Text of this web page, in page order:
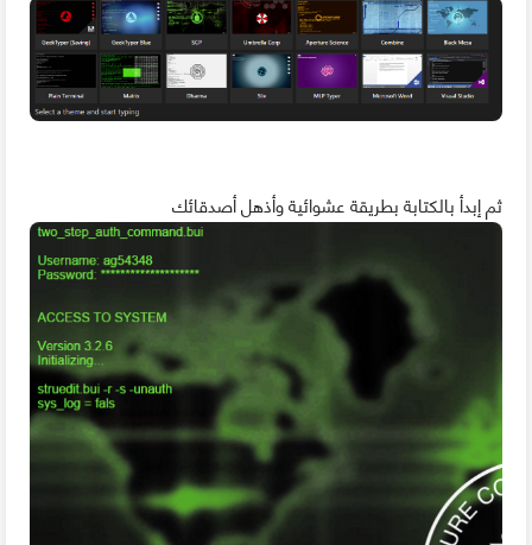
ثم إبدأ بالكتابة بطريقة عشوائية وأذهل أصدقائك